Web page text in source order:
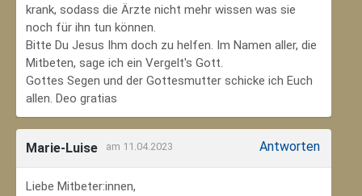
krank, sodass die Ärzte nicht mehr wissen was sie
noch für ihn tun können.
Bitte Du Jesus Ihm doch zu helfen. Im Namen aller, die
Mitbeten, sage ich ein Vergelt's Gott.
Gottes Segen und der Gottesmutter schicke ich Euch
allen. Deo gratias
Marie-Luise am 11.04.2023 Antworten
Liebe Mitbeter:innen,